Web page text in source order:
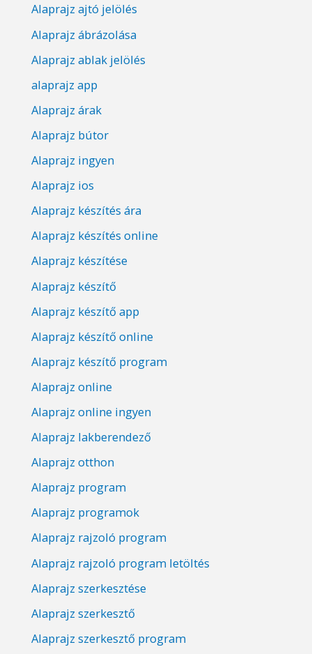
Alaprajz ajtó jelölés
Alaprajz ábrázolása
Alaprajz ablak jelölés
alaprajz app
Alaprajz árak
Alaprajz bútor
Alaprajz ingyen
Alaprajz ios
Alaprajz készítés ára
Alaprajz készítés online
Alaprajz készítése
Alaprajz készítő
Alaprajz készítő app
Alaprajz készítő online
Alaprajz készítő program
Alaprajz online
Alaprajz online ingyen
Alaprajz lakberendező
Alaprajz otthon
Alaprajz program
Alaprajz programok
Alaprajz rajzoló program
Alaprajz rajzoló program letöltés
Alaprajz szerkesztése
Alaprajz szerkesztő
Alaprajz szerkesztő program